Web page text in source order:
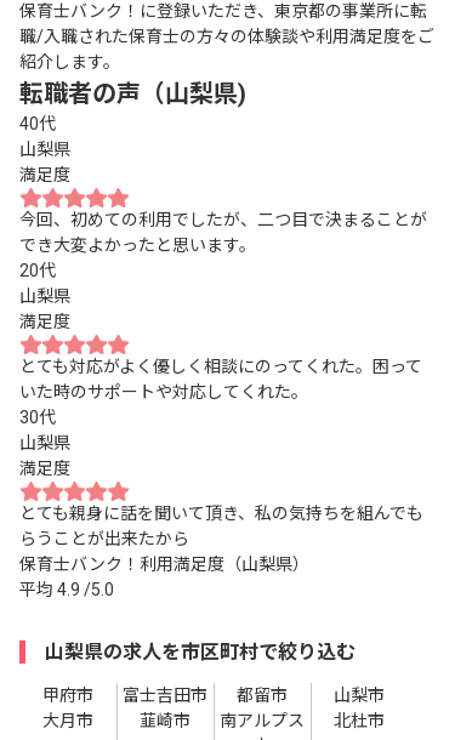
保育士バンク！に登録いただき、東京都の事業所に転
職/入職された保育士の方々の体験談や利用満足度をご
紹介します。
転職者の声（山梨県)
40代
山梨県
満足度
今回、初めての利用でしたが、二つ目で決まることが
でき大変よかったと思います。
20代
山梨県
満足度
とても対応がよく優しく相談にのってくれた。困って
いた時のサポートや対応してくれた。
30代
山梨県
満足度
とても親身に話を聞いて頂き、私の気持ちを組んでも
らうことが出来たから
保育士バンク！利用満足度（山梨県）
平均 4.9 /5.0
山梨県の求人を市区町村で絞り込む
甲府市 富士吉田市 都留市
山梨市
大月市
韮崎市
南アルプス
北杜市